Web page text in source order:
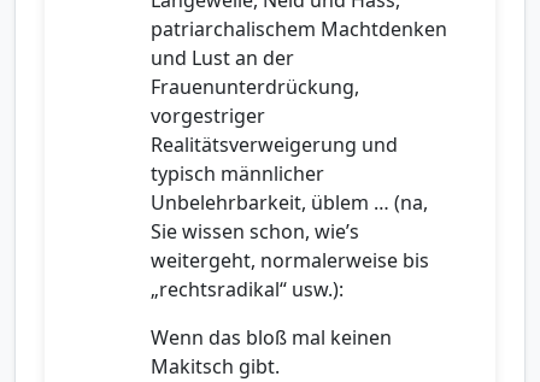
patriarchalischem Machtdenken
und Lust an der
Frauenunterdrückung,
vorgestriger
Realitätsverweigerung und
typisch männlicher
Unbelehrbarkeit, üblem … (na,
Sie wissen schon, wie’s
weitergeht, normalerweise bis
„rechtsradikal“ usw.):
Wenn das bloß mal keinen
Makitsch gibt.